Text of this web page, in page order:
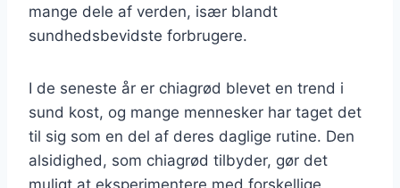
mange dele af verden, især blandt
sundhedsbevidste forbrugere.
I de seneste år er chiagrød blevet en trend i
sund kost, og mange mennesker har taget det
til sig som en del af deres daglige rutine. Den
alsidighed, som chiagrød tilbyder, gør det
muligt at eksperimentere med forskellige